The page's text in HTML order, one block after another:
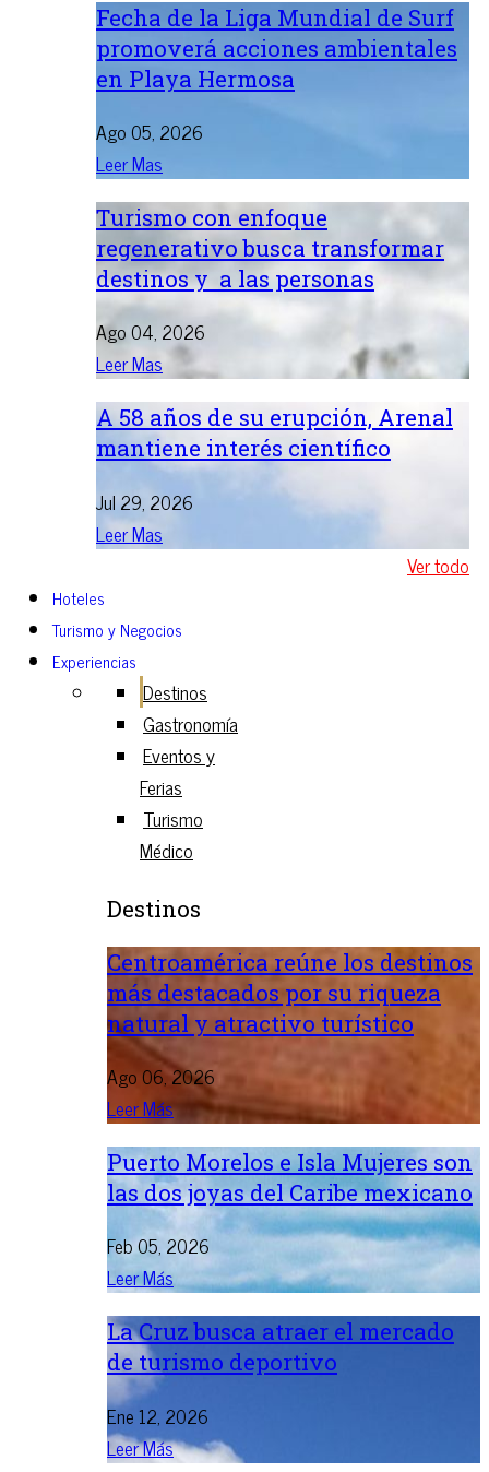
Fecha de la Liga Mundial de Surf
promoverá acciones ambientales
en Playa Hermosa
Ago 05, 2026
Leer Mas
Turismo con enfoque
regenerativo busca transformar
destinos y a las personas
Ago 04, 2026
Leer Mas
A 58 años de su erupción, Arenal
mantiene interés científico
Jul 29, 2026
Leer Mas
Ver todo
Hoteles
Turismo y Negocios
Experiencias
Destinos
Gastronomía
Eventos y
Ferias
Turismo
Médico
Destinos
Centroamérica reúne los destinos
más destacados por su riqueza
natural y atractivo turístico
Ago 06, 2026
Leer Más
Puerto Morelos e Isla Mujeres son
las dos joyas del Caribe mexicano
Feb 05, 2026
Leer Más
La Cruz busca atraer el mercado
de turismo deportivo
Ene 12, 2026
Leer Más